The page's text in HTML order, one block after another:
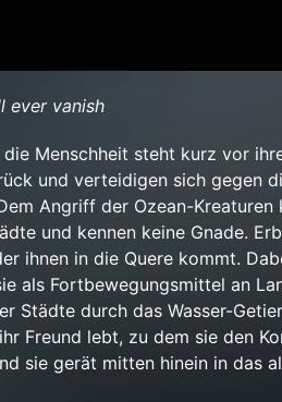
ever vanish
Menschheit steht kurz vor
und verteidigen sich gegen
Angriff der Ozean-Kreaturen
und kennen keine Gnade.
ihnen in die Quere kommt.
als Fortbewegungsmittel an
Städte durch das Wasser-
Freund lebt, zu dem sie den
sie gerät mitten hinein in das